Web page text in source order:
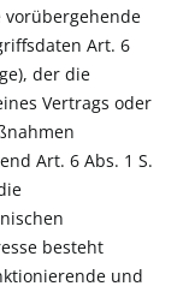
Art. 6
der die
Vertrags oder
Art. 6 Abs. 1 S.
besteht
und